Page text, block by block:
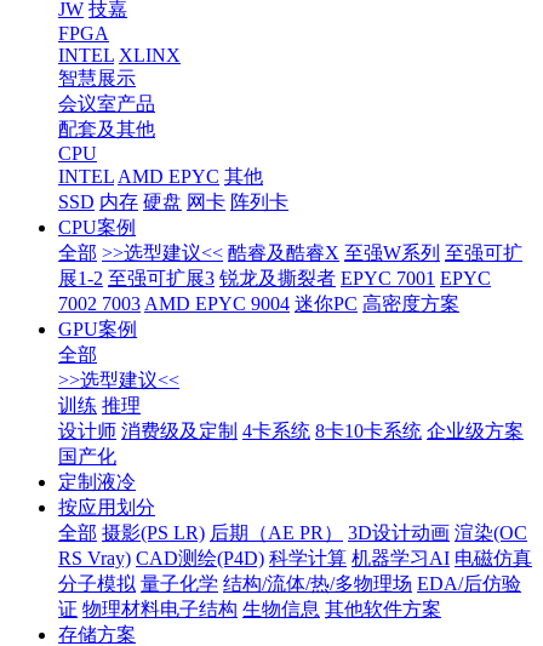
JW 技嘉
FPGA
INTEL XLINX
智慧展示
会议室产品
配套及其他
CPU
INTEL AMD EPYC 其他
SSD 内存 硬盘 网卡 阵列卡
CPU案例
全部 >>选型建议<< 酷睿及酷睿X 至强W系列 至强可扩
展1-2 至强可扩展3 锐龙及撕裂者 EPYC 7001 EPYC
7002 7003 AMD EPYC 9004 迷你PC 高密度方案
GPU案例
全部
>>选型建议<<
训练 推理
设计师 消费级及定制 4卡系统 8卡10卡系统 企业级方案
国产化
定制液冷
按应用划分
全部 摄影(PS LR) 后期（AE PR） 3D设计动画 渲染(OC
RS Vray) CAD测绘(P4D) 科学计算 机器学习AI 电磁仿真
分子模拟 量子化学 结构/流体/热/多物理场 EDA/后仿验
证 物理材料电子结构 生物信息 其他软件方案
存储方案